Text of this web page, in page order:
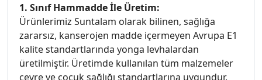
1. Sınıf Hammadde İle Üretim:
Ürünlerimiz Suntalam olarak bilinen, sağlığa
zararsız, kanserojen madde içermeyen Avrupa E1
kalite standartlarında yonga levhalardan
üretilmiştir. Üretimde kullanılan tüm malzemeler
çevre ve çocuk sağlığı standartlarına uygundur.